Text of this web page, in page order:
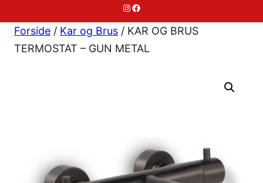
# #
Forside / Kar og Brus / KAR OG BRUS
TERMOSTAT – GUN METAL